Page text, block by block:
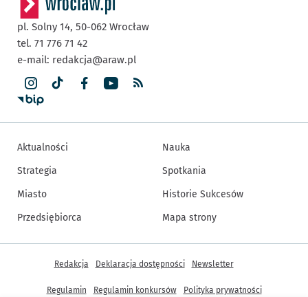
pl. Solny 14, 50-062 Wrocław
tel. 71 776 71 42
e-mail: redakcja@araw.pl
Aktualności
Strategia
Miasto
Przedsiębiorca
Nauka
Spotkania
Historie Sukcesów
Mapa strony
Inne informacje
Redakcja Deklaracja dostępności Newsletter
Regulamin Regulamin konkursów Polityka prywatności